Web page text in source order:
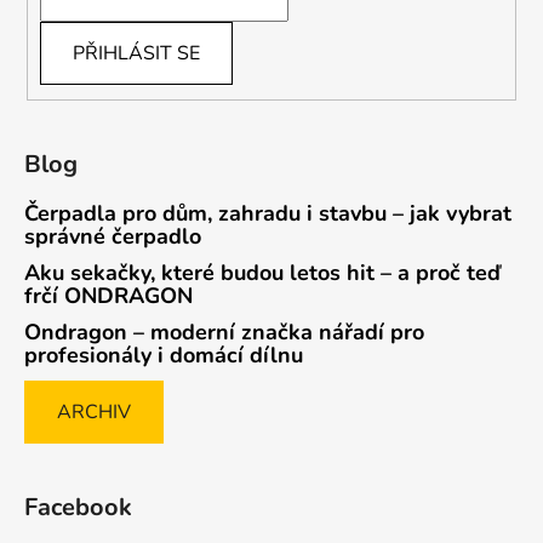
PŘIHLÁSIT SE
Blog
Čerpadla pro dům, zahradu i stavbu – jak vybrat
správné čerpadlo
Aku sekačky, které budou letos hit – a proč teď
frčí ONDRAGON
Ondragon – moderní značka nářadí pro
profesionály i domácí dílnu
ARCHIV
Facebook